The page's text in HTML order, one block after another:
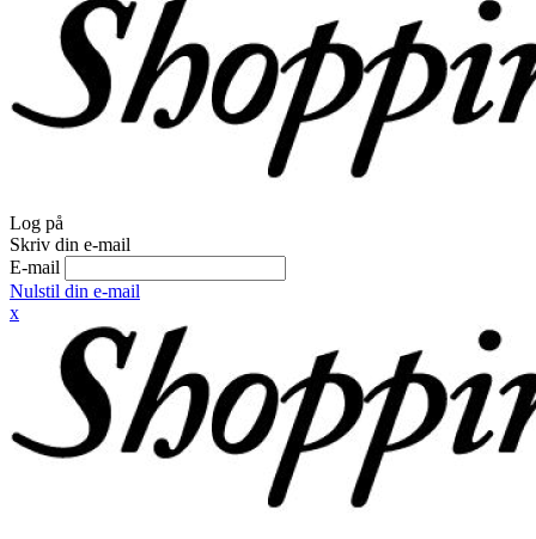
Log på
Skriv din e-mail
E-mail
Nulstil din e-mail
x